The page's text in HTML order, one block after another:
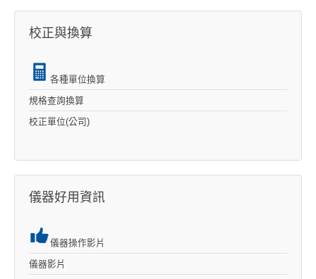
校正與換算
各種單位換算
規格查詢換算
校正單位(公司)
儀器好用資訊
儀器操作影片
儀器影片